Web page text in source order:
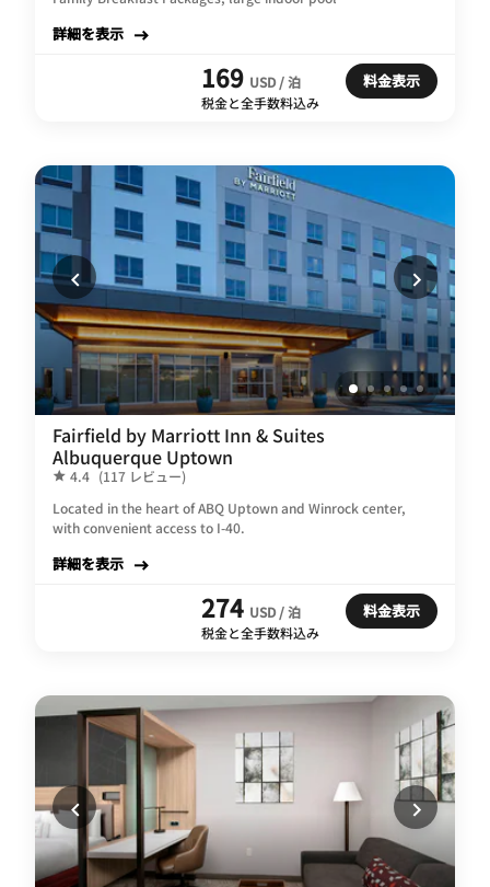
詳細を表示
169 USD / 泊
税金と全手数料込み
料金表示
Fairfield by Marriott Inn & Suites
Albuquerque Uptown
4.4 (117 レビュー)
Located in the heart of ABQ Uptown and Winrock center,
with convenient access to I-40.
詳細を表示
274 USD / 泊
税金と全手数料込み
料金表示